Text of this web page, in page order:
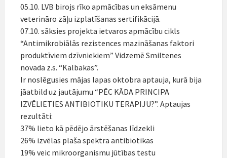
05.10. LVB birojs rīko apmācības un eksāmenu
veterināro zāļu izplatīšanas sertifikācijā.
07.10. sāksies projekta ietvaros apmācību cikls
“Antimikrobiālās rezistences mazināšanas faktori
produktīviem dzīvniekiem” Vidzemē Smiltenes
novada z.s. “Kalbakas”.
Ir noslēgusies mājas lapas oktobra aptauja, kurā bija
jāatbild uz jautājumu “PĒC KĀDA PRINCIPA
IZVĒLIETIES ANTIBIOTIKU TERAPIJU?”. Aptaujas
rezultāti:
37% lieto kā pēdējo ārstēšanas līdzekli
26% izvēlas plaša spektra antibiotikas
19% veic mikroorganismu jūtības testu